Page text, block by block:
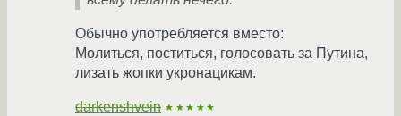
Обычно употребляется вместо:
Молиться, поститься, голосовать за Путина,
лизать жопки укронацикам.
darkenshvein ★★★★★